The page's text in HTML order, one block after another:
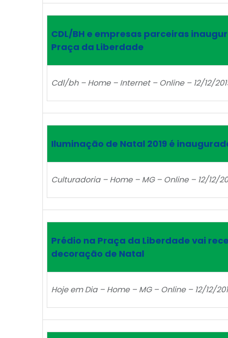
CDL/BH e empresas parceiras
Praça da Liberdade
Cdl/bh – Home – Internet – Online – 12/12/
Iluminação de Natal 2019 é
Culturadoria – Home – MG – Online – 12/12/
Prédio na Praça da Liberdade vai
decoração de Natal
Hoje em Dia – Home – MG – Online – 12/12/